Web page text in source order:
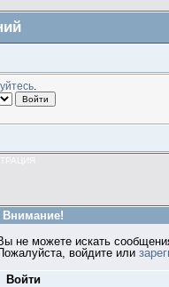
.
Внимание!
не можете искать
войдите или
Войти